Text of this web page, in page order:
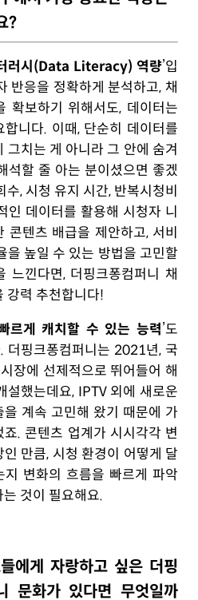
?
러시(Data Literacy) 역량’입
반응을 정확하게 분석하고, 채
확보하기 위해서도, 데이터는
합니다. 이때, 단순히 데이터를
그치는 게 아니라 그 안에 숨겨
석할 줄 아는 분이셨으면 좋겠
수, 시청 유지 시간, 반복시청비
인 데이터를 활용해 시청자 니
콘텐츠 배급을 제안하고, 서비
을 높일 수 있는 방법을 고민할
느낀다면, 더핑크퐁컴퍼니 채
강력 추천합니다!
르게 캐치할 수 있는 능력’도
더핑크퐁컴퍼니는 2021년, 국
장에 선제적으로 뛰어들어 해
설했는데요, IPTV 외에 새로운
을 계속 고민해 왔기 때문에 가
죠. 콘텐츠 업계가 시시각각 변
만큼, 시청 환경이 어떻게 달
지 변화의 흐름을 빠르게 파악
것이 필요해요.
에게 자랑하고 싶은 더핑
문화가 있다면 무엇일까